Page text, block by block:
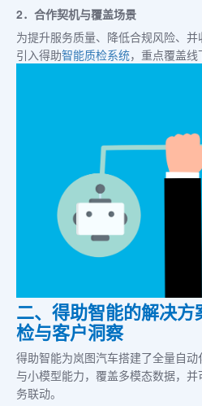
2．合作契机与覆盖场景
为提升服务质量、降低合规风险、
引入得助智能质检系统，重点覆盖线
二、得助智能的解决
检与客户洞察
得助智能为岚图汽车搭建了全量自
与小模型能力，覆盖多模态数据，
务联动。